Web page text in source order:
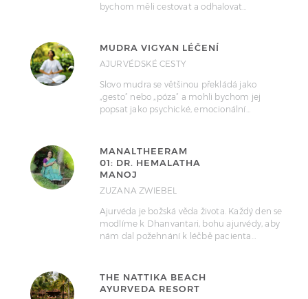
bychom měli cestovat a odhalovat…
MUDRA VIGYAN LÉČENÍ
AJURVÉDSKÉ CESTY
Slovo mudra se většinou překládá jako
„gesto“ nebo „póza“ a mohli bychom jej
popsat jako psychické, emocionální…
MANALTHEERAM
01: DR. HEMALATHA
MANOJ
ZUZANA ZWIEBEL
Ajurvéda je božská věda života. Každý den se
modlíme k Dhanvantari, bohu ajurvédy, aby
nám dal požehnání k léčbě pacienta…
THE NATTIKA BEACH
AYURVEDA RESORT